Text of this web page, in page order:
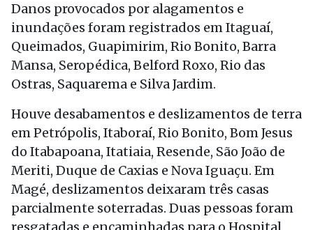
Danos provocados por alagamentos e
inundações foram registrados em Itaguaí,
Queimados, Guapimirim, Rio Bonito, Barra
Mansa, Seropédica, Belford Roxo, Rio das
Ostras, Saquarema e Silva Jardim.
Houve desabamentos e deslizamentos de terra
em Petrópolis, Itaboraí, Rio Bonito, Bom Jesus
do Itabapoana, Itatiaia, Resende, São João de
Meriti, Duque de Caxias e Nova Iguaçu. Em
Magé, deslizamentos deixaram três casas
parcialmente soterradas. Duas pessoas foram